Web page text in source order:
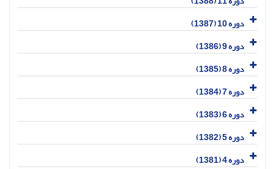
دوره 10 (1387)
دوره 9 (1386)
دوره 8 (1385)
دوره 7 (1384)
دوره 6 (1383)
دوره 5 (1382)
دوره 4 (1381)